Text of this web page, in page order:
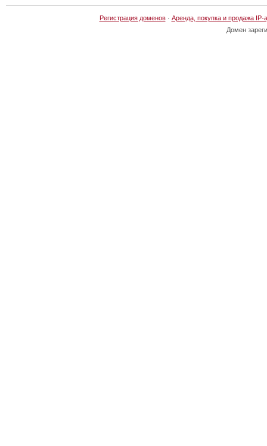
Регистрация доменов· Аренда, покупка и продажа IP-
Домен